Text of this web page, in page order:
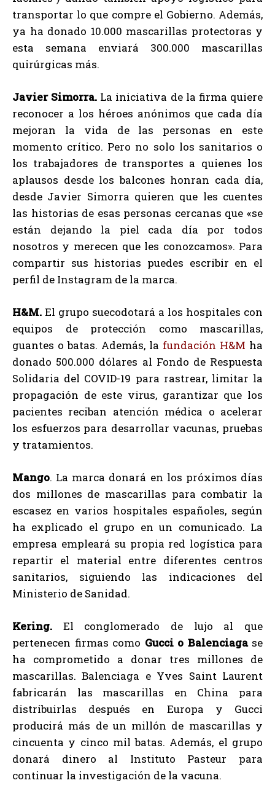
transportar lo que compre el Gobierno. Además,
ya ha donado 10.000 mascarillas protectoras y
esta semana enviará 300.000 mascarillas
quirúrgicas más.
Javier Simorra. La iniciativa de la firma quiere
reconocer a los héroes anónimos que cada día
mejoran la vida de las personas en este
momento crítico. Pero no solo los sanitarios o
los trabajadores de transportes a quienes los
aplausos desde los balcones honran cada día,
desde Javier Simorra quieren que les cuentes
las historias de esas personas cercanas que «se
están dejando la piel cada día por todos
nosotros y merecen que les conozcamos». Para
compartir sus historias puedes escribir en el
perfil de Instagram de la marca.
H&M. El grupo suecodotará a los hospitales con
equipos de protección como mascarillas,
guantes o batas. Además, la fundación H&M ha
donado 500.000 dólares al Fondo de Respuesta
Solidaria del COVID-19 para rastrear, limitar la
propagación de este virus, garantizar que los
pacientes reciban atención médica o acelerar
los esfuerzos para desarrollar vacunas, pruebas
y tratamientos.
Mango. La marca donará en los próximos días
dos millones de mascarillas para combatir la
escasez en varios hospitales españoles, según
ha explicado el grupo en un comunicado. La
empresa empleará su propia red logística para
repartir el material entre diferentes centros
sanitarios, siguiendo las indicaciones del
Ministerio de Sanidad.
Kering. El conglomerado de lujo al que
pertenecen firmas como Gucci o Balenciagase
ha comprometido a donar tres millones de
mascarillas. Balenciaga e Yves Saint Laurent
fabricarán las mascarillas en China para
distribuirlas después en Europa y Gucci
producirá más de un millón de mascarillas y
cincuenta y cinco mil batas. Además, el grupo
donará dinero al Instituto Pasteur para
continuar la investigación de la vacuna.